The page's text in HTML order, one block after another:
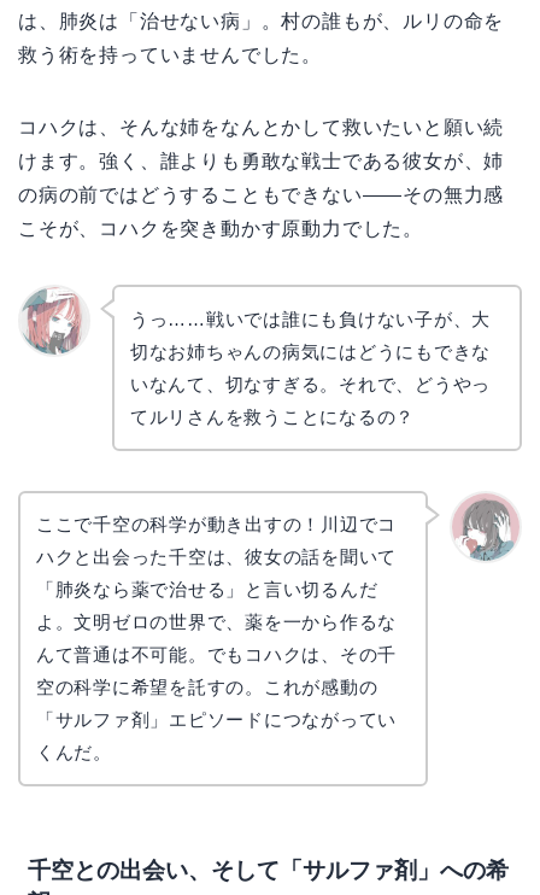
は、肺炎は「治せない病」。村の誰もが、ルリの命を
救う術を持っていませんでした。
コハクは、そんな姉をなんとかして救いたいと願い続
けます。強く、誰よりも勇敢な戦士である彼女が、姉
の病の前ではどうすることもできない――その無力感
こそが、コハクを突き動かす原動力でした。
うっ……戦いでは誰にも負けない子が、大
切なお姉ちゃんの病気にはどうにもできな
いなんて、切なすぎる。それで、どうやっ
てルリさんを救うことになるの？
ここで千空の科学が動き出すの！川辺でコ
ハクと出会った千空は、彼女の話を聞いて
「肺炎なら薬で治せる」と言い切るんだ
よ。文明ゼロの世界で、薬を一から作るな
んて普通は不可能。でもコハクは、その千
空の科学に希望を託すの。これが感動の
「サルファ剤」エピソードにつながってい
くんだ。
千空との出会い、そして「サルファ剤」への希